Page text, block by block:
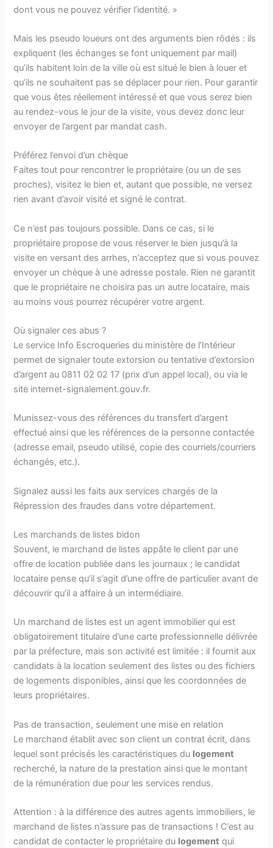
dont vous ne pouvez vérifier l’identité. »
Mais les pseudo loueurs ont des arguments bien rôdés : ils
expliquent (les échanges se font uniquement par mail)
qu’ils habitent loin de la ville où est situé le bien à louer et
qu’ils ne souhaitent pas se déplacer pour rien. Pour garantir
que vous êtes réellement intéressé et que vous serez bien
au rendez-vous le jour de la visite, vous devez donc leur
envoyer de l’argent par mandat cash.
Préférez l’envoi d’un chèque
Faites tout pour rencontrer le propriétaire (ou un de ses
proches), visitez le bien et, autant que possible, ne versez
rien avant d’avoir visité et signé le contrat.
Ce n’est pas toujours possible. Dans ce cas, si le
propriétaire propose de vous réserver le bien jusqu’à la
visite en versant des arrhes, n’acceptez que si vous pouvez
envoyer un chèque à une adresse postale. Rien ne garantit
que le propriétaire ne choisira pas un autre locataire, mais
au moins vous pourrez récupérer votre argent.
Où signaler ces abus ?
Le service Info Escroqueries du ministère de l’Intérieur
permet de signaler toute extorsion ou tentative d’extorsion
d’argent au 0811 02 02 17 (prix d’un appel local), ou via le
site internet-signalement.gouv.fr.
Munissez-vous des références du transfert d’argent
effectué ainsi que les références de la personne contactée
(adresse email, pseudo utilisé, copie des courriels/courriers
échangés, etc.).
Signalez aussi les faits aux services chargés de la
Répression des fraudes dans votre département.
Les marchands de listes bidon
Souvent, le marchand de listes appâte le client par une
offre de location publiée dans les journaux ; le candidat
locataire pense qu’il s’agit d’une offre de particulier avant de
découvrir qu’il a affaire à un intermédiaire.
Un marchand de listes est un agent immobilier qui est
obligatoirement titulaire d’une carte professionnelle délivrée
par la préfecture, mais son activité est limitée : il fournit aux
candidats à la location seulement des listes ou des fichiers
de logements disponibles, ainsi que les coordonnées de
leurs propriétaires.
Pas de transaction, seulement une mise en relation
Le marchand établit avec son client un contrat écrit, dans
lequel sont précisés les caractéristiques du logement
recherché, la nature de la prestation ainsi que le montant
de la rémunération due pour les services rendus.
Attention : à la différence des autres agents immobiliers, le
marchand de listes n’assure pas de transactions ! C’est au
candidat de contacter le propriétaire du logement qui